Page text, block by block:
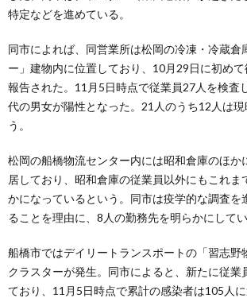
特定などを進めている。
同市によれば、同営業所は松岡の冷凍・冷蔵倉
ー」建物内に位置しており、10月29日に初め
報告された。11月5日時点で従業員27人を検査
代の男女が陽性となった。21人のうち12人は
う。
松岡の船橋物流センター内には昭和倉庫のほか
居しており、昭和倉庫の従業員以外にもこれま
かになっているという。同市は疫学的な調査を
ることを理由に、8人の勤務先を明らかにしてい
船橋市ではデイリートランスポートの「習志野
クラスターが発生。同市によると、新たに従業
ており、11月5日時点で累計の感染者は105人に